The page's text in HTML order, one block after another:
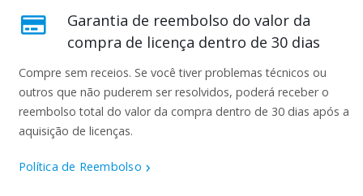
Garantia de reembolso do valor da
compra de licença dentro de 30 dias
Compre sem receios. Se você tiver problemas técnicos ou
outros que não puderem ser resolvidos, poderá receber o
reembolso total do valor da compra dentro de 30 dias após a
aquisição de licenças.
Política de Reembolso